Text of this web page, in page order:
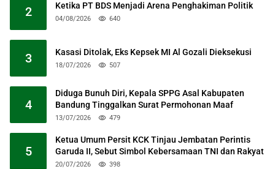
2 Ketika PT BDS Menjadi Arena Penghakiman Politik
04/08/2026 640
3 Kasasi Ditolak, Eks Kepsek MI Al Gozali Dieksekusi
18/07/2026 507
4
Diduga Bunuh Diri, Kepala SPPG Asal Kabupaten
Bandung Tinggalkan Surat Permohonan Maaf
13/07/2026 479
5
Ketua Umum Persit KCK Tinjau Jembatan Perintis
Garuda II, Sebut Simbol Kebersamaan TNI dan Rakyat
20/07/2026 398